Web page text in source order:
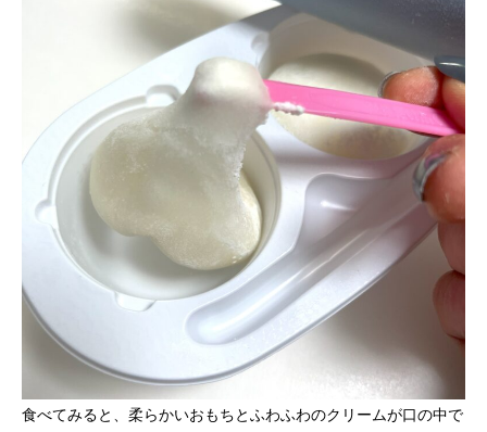
食べてみると、柔らかいおもちとふわふわのクリームが口の中で